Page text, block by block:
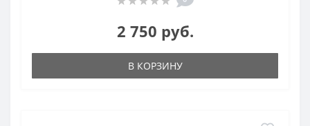
2 750 руб.
В КОРЗИНУ